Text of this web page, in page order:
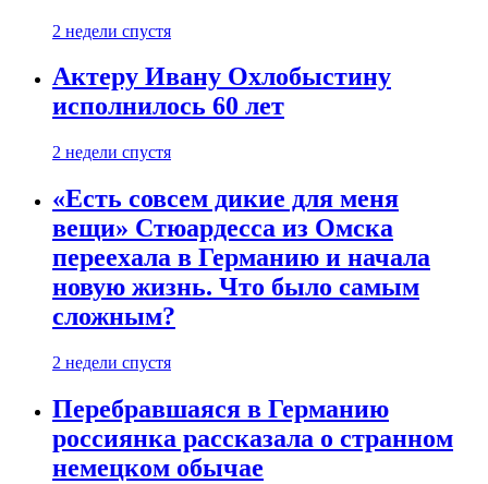
2 недели спустя
Актеру Ивану Охлобыстину
исполнилось 60 лет
2 недели спустя
«Есть совсем дикие для меня
вещи» Стюардесса из Омска
переехала в Германию и начала
новую жизнь. Что было самым
сложным?
2 недели спустя
Перебравшаяся в Германию
россиянка рассказала о странном
немецком обычае